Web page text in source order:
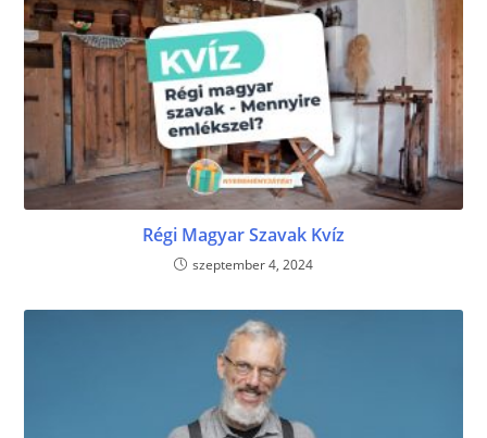
Régi Magyar Szavak Kvíz
szeptember 4, 2024